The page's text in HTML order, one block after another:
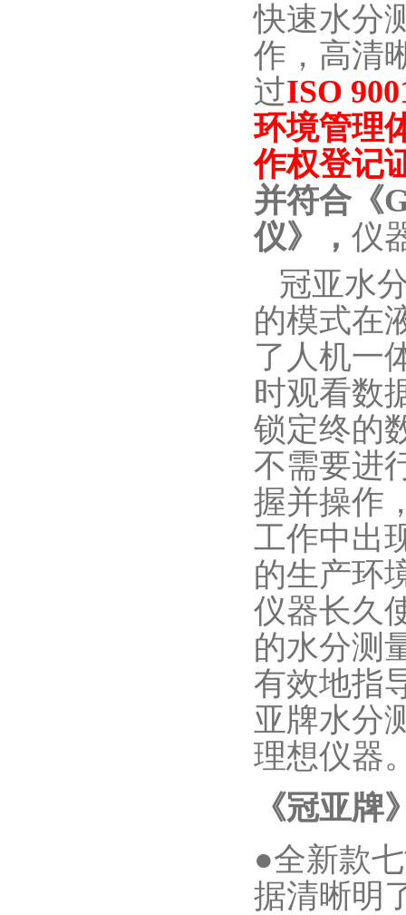
快速水分
作，高清
过ISO
环境管理
作权登记
并符合《
仪》， 仪
冠亚水
的模式在
了人机一
时观看数
锁定终的
不需要进
握并操作
工作中出
的生产环
仪器长久
的水分测
有效地指
亚牌水分
理想仪器
《冠亚牌
●全新款
据清晰明